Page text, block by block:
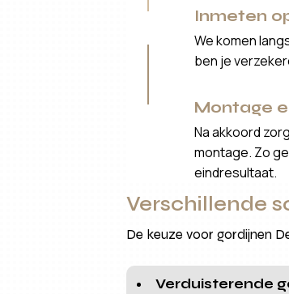
Inmeten
We komen
ben je
Montage
Na akkoord
montage. Zo
eindresultaat.
Verschillende
De keuze voor gordijnen
Verduisterende